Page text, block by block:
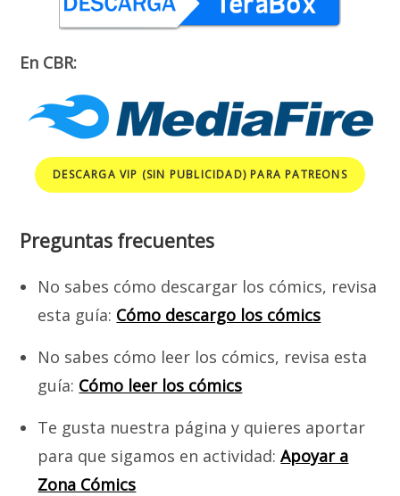
En CBR:
DESCARGA VIP (SIN PUBLICIDAD) PARA PATREONS
Preguntas frecuentes
No sabes cómo descargar los cómics, revisa
esta guía: Cómo descargo los cómics
No sabes cómo leer los cómics, revisa esta
guía: Cómo leer los cómics
Te gusta nuestra página y quieres aportar
para que sigamos en actividad:Apoyar a
Zona Cómics